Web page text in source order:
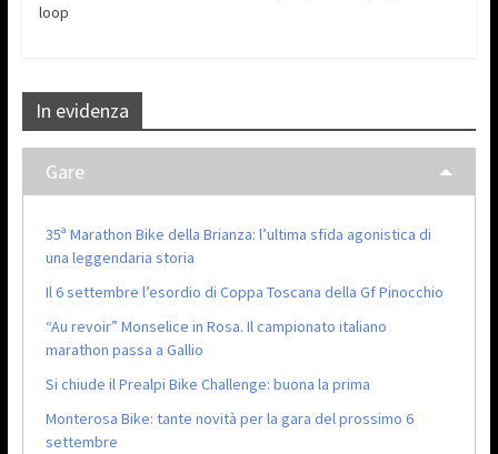
loop
In evidenza
Gare
35ª Marathon Bike della Brianza: l’ultima sfida agonistica di
una leggendaria storia
Il 6 settembre l’esordio di Coppa Toscana della Gf Pinocchio
“Au revoir” Monselice in Rosa. Il campionato italiano
marathon passa a Gallio
Si chiude il Prealpi Bike Challenge: buona la prima
Monterosa Bike: tante novità per la gara del prossimo 6
settembre